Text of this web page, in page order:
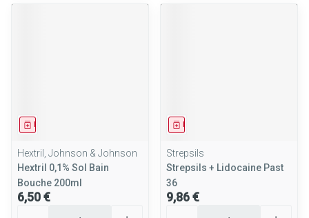
Hextril, Johnson & Johnson
Hextril 0,1% Sol Bain
Bouche 200ml
6,50 €
Strepsils
Strepsils + Lidocaine Past
36
9,86 €